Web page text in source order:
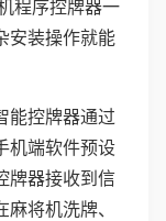
程序控牌器一
安装操作就能
能控牌器通过
机端软件预设
牌器接收到信
将机洗牌、